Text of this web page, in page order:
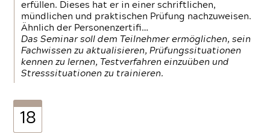
erfüllen. Dieses hat er in einer schriftlichen,
mündlichen und praktischen Prüfung nachzuweisen.
Ähnlich der Personenzertifi…
Das Seminar soll dem Teilnehmer ermöglichen, sein
Fachwissen zu aktualisieren, Prüfungssituationen
kennen zu lernen, Testverfahren einzuüben und
Stresssituationen zu trainieren.
18